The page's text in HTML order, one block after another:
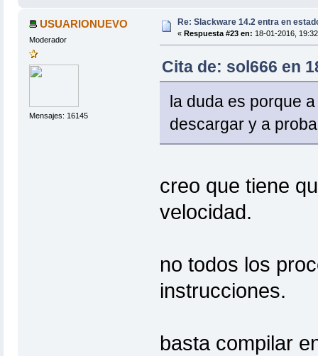
USUARIONUEVO
Moderador
Mensajes: 16145
Re: Slackware 14.2 entra en
« Respuesta #23 en: 18-01-2016,
Cita de: sol666 en
la duda es porque
descargar y a
creo que tiene
velocidad.
no todos los
instrucciones.
basta compilar